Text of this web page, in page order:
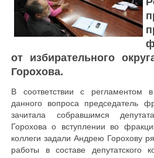
от избирательного
Горохова.
В соответствии с регламентом
данного вопроса председатель
зачитала собравшимся
Горохова о вступлении во
коллеги задали Андрею Горохову
работы в составе депутатского